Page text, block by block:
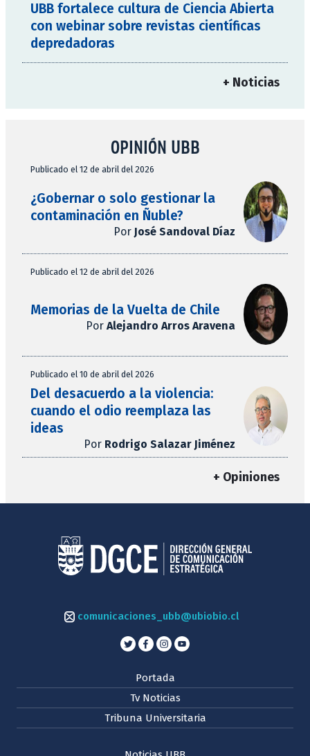
UBB fortalece cultura de Ciencia Abierta
con webinar sobre revistas científicas
depredadoras
+ Noticias
OPINIÓN UBB
Publicado el 12 de abril del 2026
¿Gobernar o solo gestionar la
contaminación en Ñuble?
Por José Sandoval Díaz
Publicado el 12 de abril del 2026
Memorias de la Vuelta de Chile
Por Alejandro Arros Aravena
Publicado el 10 de abril del 2026
Del desacuerdo a la violencia:
cuando el odio reemplaza las
ideas
Por Rodrigo Salazar Jiménez
+ Opiniones
comunicaciones_ubb@ubiobio.cl
Portada
Tv Noticias
Tribuna Universitaria